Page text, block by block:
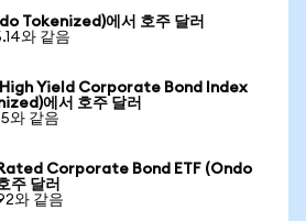
Tokenized)에서 호주 달러
와 같음
High Yield Corporate Bond Index
에서 호주 달러
와 같음
Corporate Bond ETF (Ondo
주 달러
와 같음